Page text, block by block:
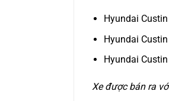
Hyundai
Hyundai
Hyundai
Xe được bán ra